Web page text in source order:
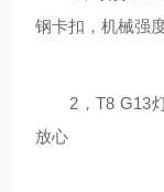
钢卡扣，机械强
2，T8 G13灯
放心